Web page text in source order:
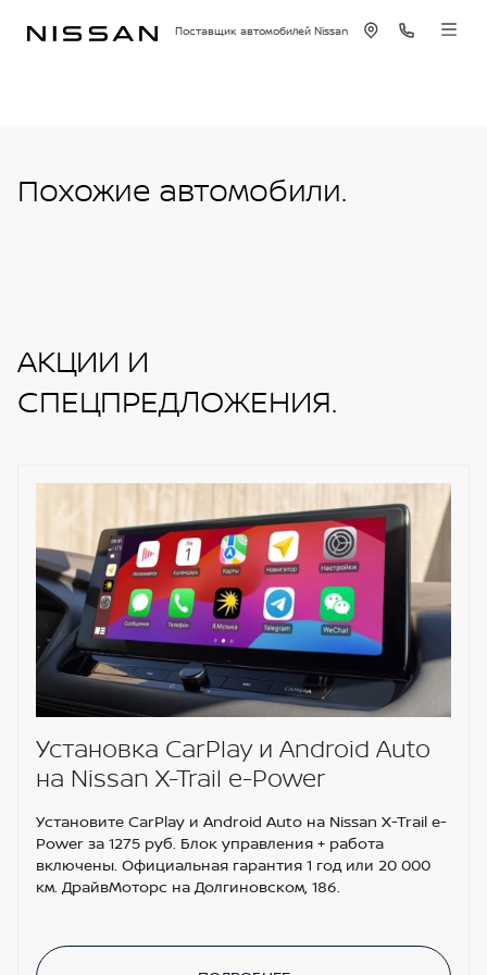
Поставщик автомобилей Nissan
Похожие автомобили.
АКЦИИ И
СПЕЦПРЕДЛОЖЕНИЯ.
Установка CarPlay и Android Auto
на Nissan X-Trail e-Power
Установите CarPlay и Android Auto на Nissan X-Trail e-
Power за 1275 руб. Блок управления + работа
включены. Официальная гарантия 1 год или 20 000
км. ДрайвМоторс на Долгиновском, 186.